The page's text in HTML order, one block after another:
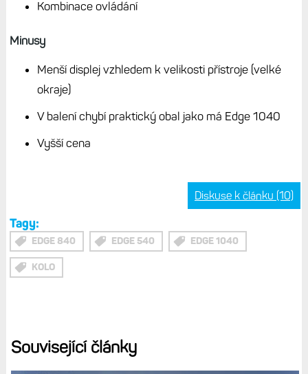
Vnitřní paměť: 32 GB
Smart notifikace: ano
Wi-Fi: ano
Balení: Kabel USB-C, dva držáky na gumičku, jeden
pevný představený
obchodě Pulsmetry.cz
Plusy
Kompaktní rozměry (pro někoho)
Vylepšená funkce ClimbPro